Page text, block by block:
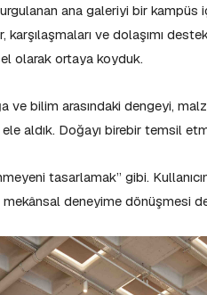
ana galeriyi bir kampüs
karşılaşmaları ve dolaşımı
olarak ortaya koyduk.
ve bilim arasındaki dengeyi,
aldık. Doğayı birebir temsil
tasarlamak” gibi.
deneyime dönüşmesi